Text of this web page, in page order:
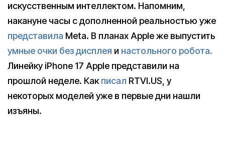
искусственным интеллектом. Напомним,
накануне часы с дополненной реальностью уже
представила Meta. В планах Apple же выпустить
умные очки без дисплея и настольного робота.
Линейку iPhone 17 Apple представили на
прошлой неделе. Какписал RTVI.US, у
некоторых моделей уже в первые дни нашли
изъяны.